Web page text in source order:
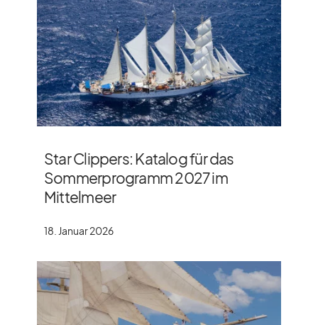
Star Clippers: Katalog für das
Sommerprogramm 2027 im
Mittelmeer
18. Januar 2026